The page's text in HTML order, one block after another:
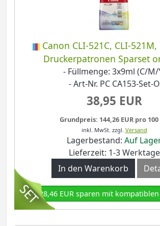
Canon CLI-521C, CLI-521M,
Druckerpatronen Sparset
- Füllmenge: 3x9ml (C/M/
- Art-Nr. PC CA153-Set-O
38,95 EUR
Grundpreis: 144,26 EUR pro
inkl. MwSt. zzgl. Versand
Lagerbestand: Auf
Lieferzeit: 1-3 Werktage
In den Warenkorb
28,46 EUR sparen mit